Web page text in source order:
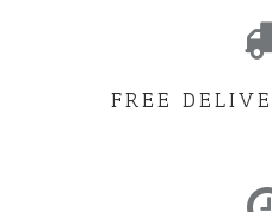
FREE